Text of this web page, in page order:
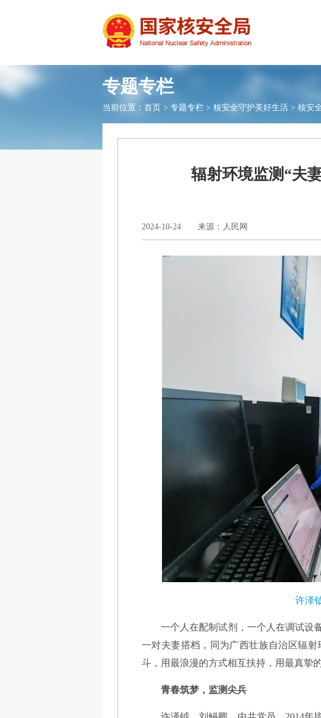
专题专栏
当前位置： 首页 > 专题专栏 > 核安全守护美好生活 > 核安
辐射环境监测“夫
2024-10-24 来源：人民网
许泽
一个人在配制试剂，一个人在调试设
一对夫妻搭档，同为广西壮族自治区辐
斗，用最浪漫的方式相互扶持，用最真挚
青春筑梦，监测尖兵